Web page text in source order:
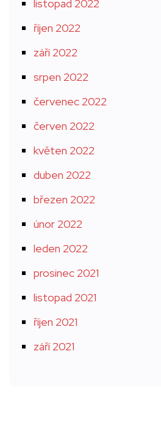
listopad 2022
říjen 2022
září 2022
srpen 2022
červenec 2022
červen 2022
květen 2022
duben 2022
březen 2022
únor 2022
leden 2022
prosinec 2021
listopad 2021
říjen 2021
září 2021